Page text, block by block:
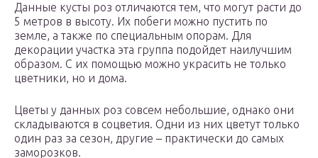
Данные кусты роз отличаются тем, что могут расти до
5 метров в высоту. Их побеги можно пустить по
земле, а также по специальным опорам. Для
декорации участка эта группа подойдет наилучшим
образом. С их помощью можно украсить не только
цветники, но и дома.
Цветы у данных роз совсем небольшие, однако они
складываются в соцветия. Одни из них цветут только
один раз за сезон, другие – практически до самых
заморозков.